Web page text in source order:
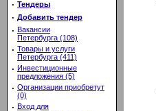
· Тендеры
· Добавить тендер
· Вакансии
Петербурга (108)
· Товары и услуги
Петербурга (411)
· Инвестиционные
предложения (5)
· Организации приобретут
(0)
· Вход для